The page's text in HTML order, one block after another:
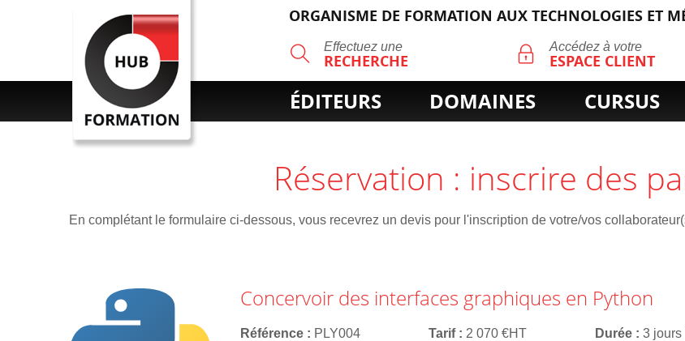
ORGANISME DE FORMATION AUX TECHNOLOGIES ET
Effectuez une
RECHERCHE
RECHERCHE Accédez à votre
ESPACE CLIENT
ÉDITEURS DOMAINES CURSUS
Réservation : inscrire des
En complétant le formulaire ci-dessous, vous recevrez un devis pour l'inscription de votre/vos
Concervoir des interfaces graphiques en Python
Référence PLY004 Tarif 2 070 €HT Durée 3 jours